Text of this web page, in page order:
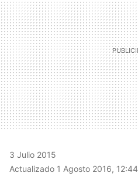
3 Julio 2015
Actualizado 1 Agosto 2016, 12:44